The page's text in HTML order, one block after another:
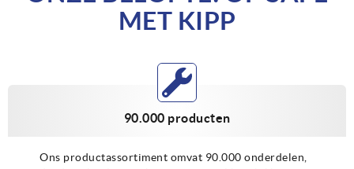
MET KIPP
90.000 producten
Ons productassortiment omvat 90.000 onderdelen,